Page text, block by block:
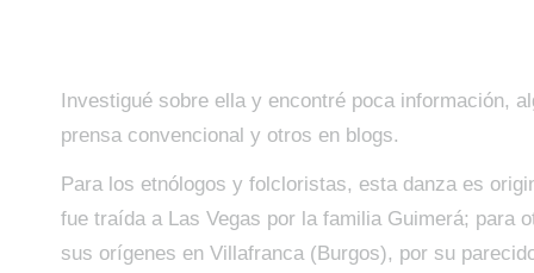
Investigué sobre ella y encontré poca información,
prensa convencional y otros en blogs.
Para los etnólogos y folcloristas, esta danza es
fue traída a Las Vegas por la familia Guimerá; para
sus orígenes en Villafranca (Burgos), por su